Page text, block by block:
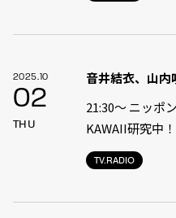
2025.10
02
THU
TV.RADIO
音井結衣、山内
21:30〜 ニッポ
KAWAII研究中！